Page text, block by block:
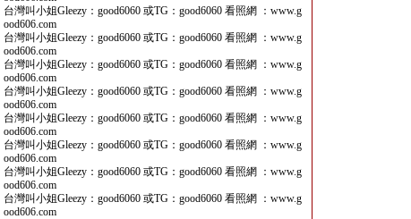
台灣叫小姐Gleezy：good6060 或TG：good6060 看照網 ：www.g
ood606.com
台灣叫小姐Gleezy：good6060 或TG：good6060 看照網 ：www.g
ood606.com
台灣叫小姐Gleezy：good6060 或TG：good6060 看照網 ：www.g
ood606.com
台灣叫小姐Gleezy：good6060 或TG：good6060 看照網 ：www.g
ood606.com
台灣叫小姐Gleezy：good6060 或TG：good6060 看照網 ：www.g
ood606.com
台灣叫小姐Gleezy：good6060 或TG：good6060 看照網 ：www.g
ood606.com
台灣叫小姐Gleezy：good6060 或TG：good6060 看照網 ：www.g
ood606.com
台灣叫小姐Gleezy：good6060 或TG：good6060 看照網 ：www.g
ood606.com